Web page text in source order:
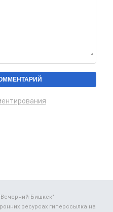
Бишкек"
ресурсах гиперссылка на